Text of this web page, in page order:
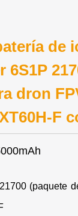
de
dron
F
(paquete